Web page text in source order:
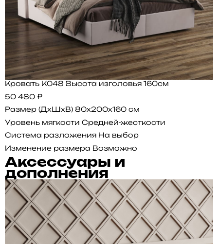
Кровать K048 Высота изголовья 160см
50 480 ₽
Размер (ДхШхВ) 80x200x160 см
Уровень мягкости Средней-жесткости
Система разложения На выбор
Изменение размера Возможно
Аксессуары и
дополнения